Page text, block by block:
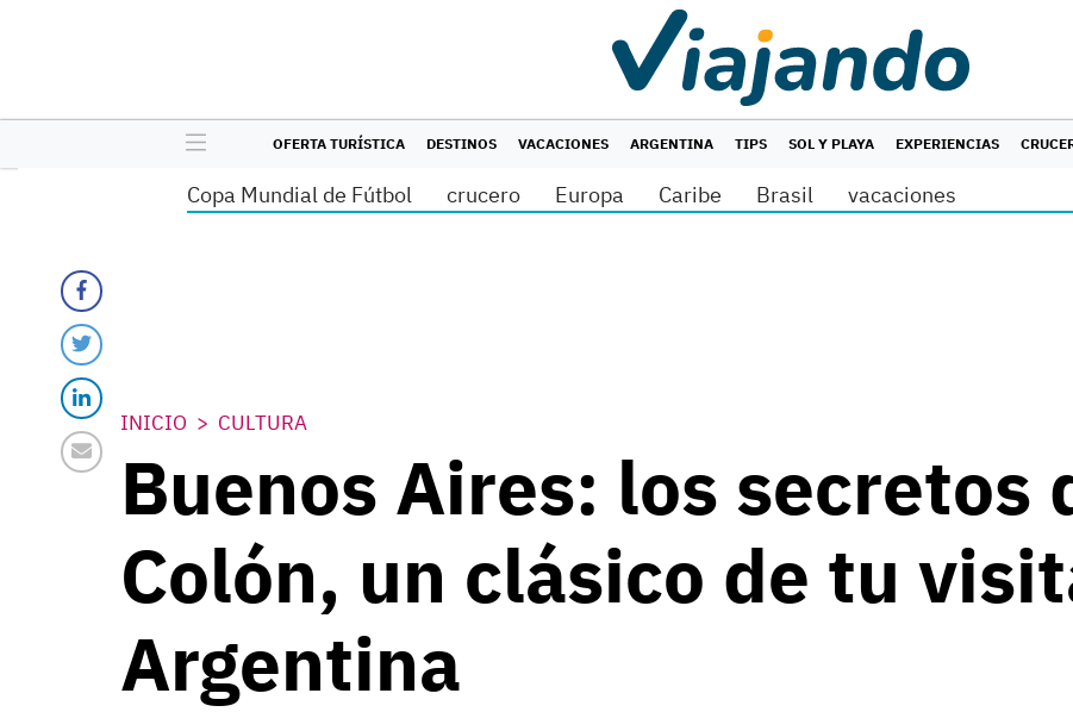
OFERTA TURÍSTICA DESTINOS VACACIONES ARGENTINA TIPS SOL Y PLAYA EXPERIENCIAS
Copa Mundial de Fútbol crucero Europa Caribe Brasil vacaciones
INICIO CULTURA
Buenos Aires: los secretos
Colón, un clásico de tu
Argentina